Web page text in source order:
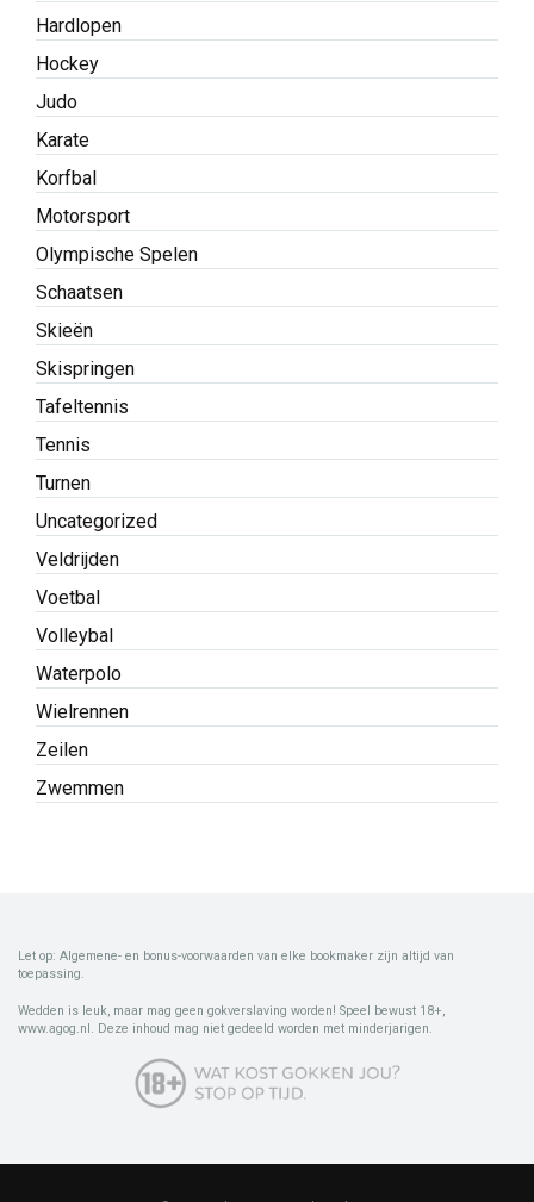
Hardlopen
Hockey
Judo
Karate
Korfbal
Motorsport
Olympische Spelen
Schaatsen
Skieën
Skispringen
Tafeltennis
Tennis
Turnen
Uncategorized
Veldrijden
Voetbal
Volleybal
Waterpolo
Wielrennen
Zeilen
Zwemmen
Let op: Algemene- en bonus-voorwaarden van elke bookmaker zijn altijd van
toepassing.
Wedden is leuk, maar mag geen gokverslaving worden! Speel bewust 18+,
www.agog.nl. Deze inhoud mag niet gedeeld worden met minderjarigen.